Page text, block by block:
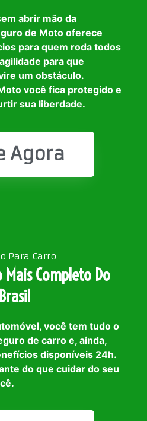
abrir mão da
de Moto oferece
para quem roda todos
para que
um obstáculo.
você fica protegido e
sua liberdade.
Agora
Para Carro
Mais Completo Do
Brasil
você tem tudo o
de carro e, ainda,
disponíveis 24h.
do que cuidar do seu